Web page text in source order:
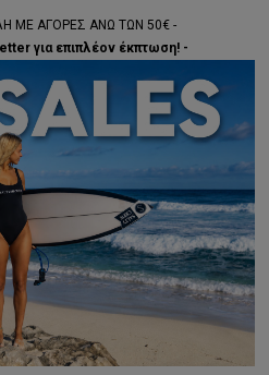
ΜΕ ΑΓΟΡΕΣ ΑΝΩ ΤΩΝ 50€ -
για επιπλέον έκπτωση! -